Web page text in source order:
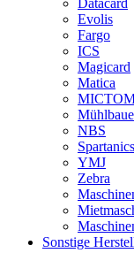
Datacard
Evolis
Fargo
ICS
Magicard
Matica
NBS
Spartanics
YMJ
Zebra
Sonstige